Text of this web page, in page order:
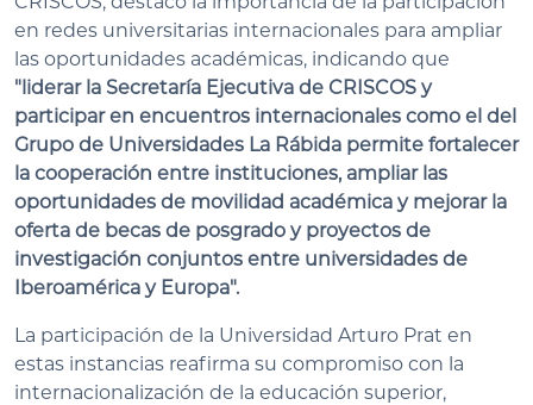
en redes universitarias internacionales para ampliar
las oportunidades académicas, indicando que
"liderar la Secretaría Ejecutiva de CRISCOS y
participar en encuentros internacionales como el del
Grupo de Universidades La Rábida permite fortalecer
la cooperación entre instituciones, ampliar las
oportunidades de movilidad académica y mejorar la
oferta de becas de posgrado y proyectos de
investigación conjuntos entre universidades de
Iberoamérica y Europa".
La participación de la Universidad Arturo Prat en
estas instancias reafirma su compromiso con la
internacionalización de la educación superior,